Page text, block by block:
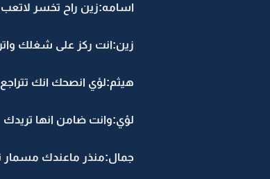
اسامه:زين راح تخسر
زين:انت ركز على شغلك
هيثم:لؤي انصحك انك تتراجع
لؤي:وانت ضامن انها تريدك
جمال:منذر ماعندك